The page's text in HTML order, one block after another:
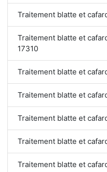
Traitement blatte et
Traitement blatte et
17310
Traitement blatte et
Traitement blatte et
Traitement blatte et
Traitement blatte et
Traitement blatte et